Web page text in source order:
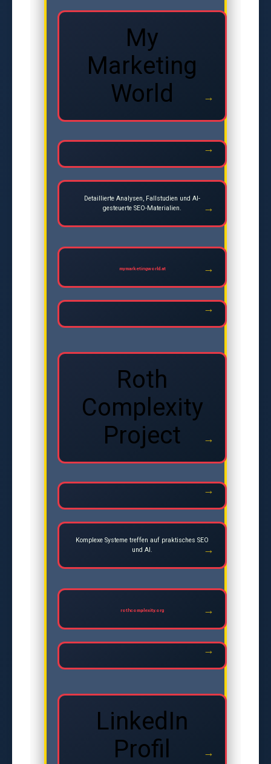
My
Marketing
World
Detaillierte Analysen, Fallstudien und AI-
gesteuerte SEO-Materialien.
mymarketingworld.at
Roth
Complexity
Project
Komplexe Systeme treffen auf praktisches SEO
und AI.
rothcomplexity.org
LinkedIn
Profil